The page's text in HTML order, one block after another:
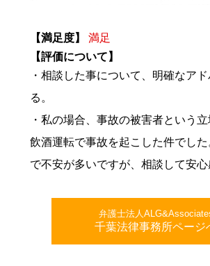
【満足度】
満足
【評価について】
・相談した事について、明確なア
る。
・私の場合、事故の被害者という
飲酒運転で事故を起こした件でし
で不安が多いですが、相談して安心
弁護士法人
千葉法律事務所ページ